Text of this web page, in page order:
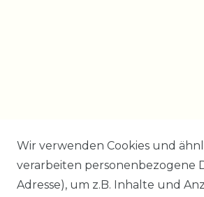
Wir verwenden Cookies und
verarbeiten personenbezogene
Adresse), um z.B. Inhalte und